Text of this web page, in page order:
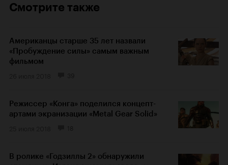
Смотрите также
Американцы старше 35 лет назвали
«Пробуждение силы» самым важным
фильмом
Режиссер «Конга» поделился концепт-
артами экранизации «Metal Gear Solid»
В ролике «Годзиллы 2» обнаружили